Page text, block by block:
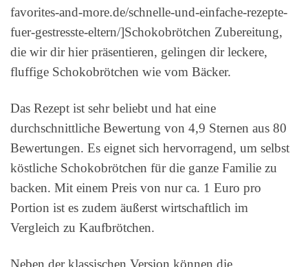
favorites-and-more.de/schnelle-und-einfache-rezepte-
fuer-gestresste-eltern/]Schokobrötchen Zubereitung,
die wir dir hier präsentieren, gelingen dir leckere,
fluffige Schokobrötchen wie vom Bäcker.
Das Rezept ist sehr beliebt und hat eine
durchschnittliche Bewertung von 4,9 Sternen aus 80
Bewertungen. Es eignet sich hervorragend, um selbst
köstliche Schokobrötchen für die ganze Familie zu
backen. Mit einem Preis von nur ca. 1 Euro pro
Portion ist es zudem äußerst wirtschaftlich im
Vergleich zu Kaufbrötchen.
Neben der klassischen Version können die